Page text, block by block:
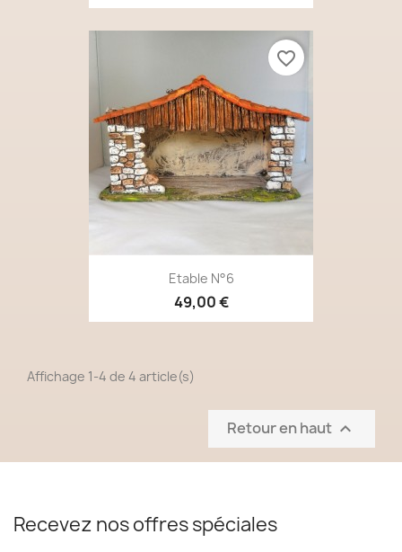
Etable N°6
49,00 €
favorite_border
Affichage 1-4 de 4 article(s)
Retour en haut 
Recevez nos offres spéciales